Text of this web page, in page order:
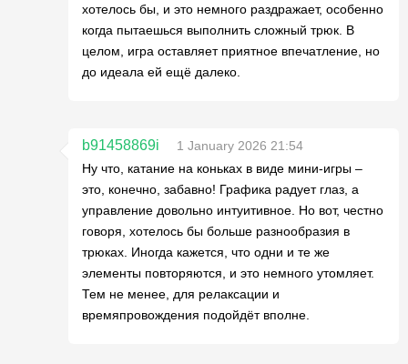
хотелось бы, и это немного раздражает, особенно
когда пытаешься выполнить сложный трюк. В
целом, игра оставляет приятное впечатление, но
до идеала ей ещё далеко.
b91458869i
1 January 2026 21:54
Ну что, катание на коньках в виде мини-игры –
это, конечно, забавно! Графика радует глаз, а
управление довольно интуитивное. Но вот, честно
говоря, хотелось бы больше разнообразия в
трюках. Иногда кажется, что одни и те же
элементы повторяются, и это немного утомляет.
Тем не менее, для релаксации и
времяпровождения подойдёт вполне.